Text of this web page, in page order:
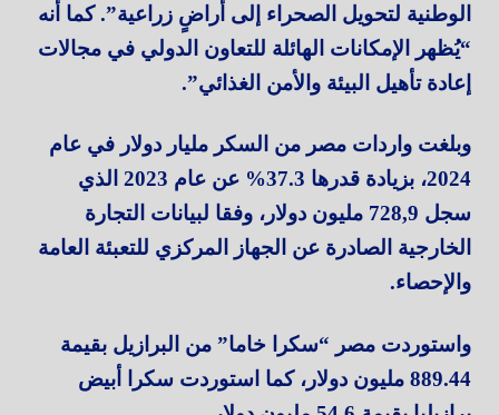
الوطنية لتحويل الصحراء إلى أراضٍ زراعية”. كما أنه
“يُظهر الإمكانات الهائلة للتعاون الدولي في مجالات
إعادة تأهيل البيئة والأمن الغذائي”.
وبلغت واردات مصر من السكر مليار دولار في عام
2024، بزيادة قدرها 37.3% عن عام 2023 الذي
سجل 728,9 مليون دولار، وفقا لبيانات التجارة
الخارجية الصادرة عن الجهاز المركزي للتعبئة العامة
والإحصاء.
واستوردت مصر “سكرا خاما” من البرازيل بقيمة
889.44 مليون دولار، كما استوردت سكرا أبيض